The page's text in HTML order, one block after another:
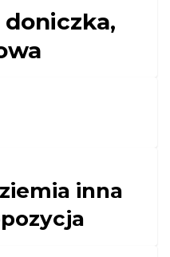
doniczka,
inna